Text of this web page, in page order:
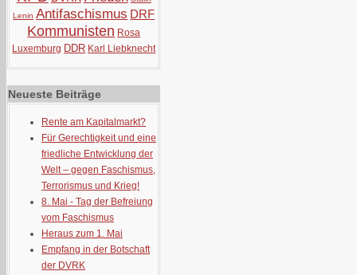
Lenin Antifaschismus DRF
Kommunisten Rosa
Luxemburg DDR Karl Liebknecht
Neueste Beiträge
Rente am Kapitalmarkt?
Für Gerechtigkeit und eine
friedliche Entwicklung der
Welt – gegen Faschismus,
Terrorismus und Krieg!
8. Mai - Tag der Befreiung
vom Faschismus
Heraus zum 1. Mai
Empfang in der Botschaft
der DVRK